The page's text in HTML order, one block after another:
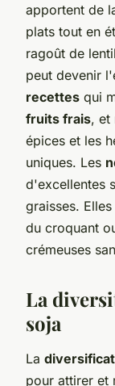
apportent de
plats tout en
ragoût de
peut devenir
recettes qui
fruits frais, et
épices et les
uniques. Les
d'excellentes
graisses.
du croquant
crémeuses
La
soja
La
pour attirer et